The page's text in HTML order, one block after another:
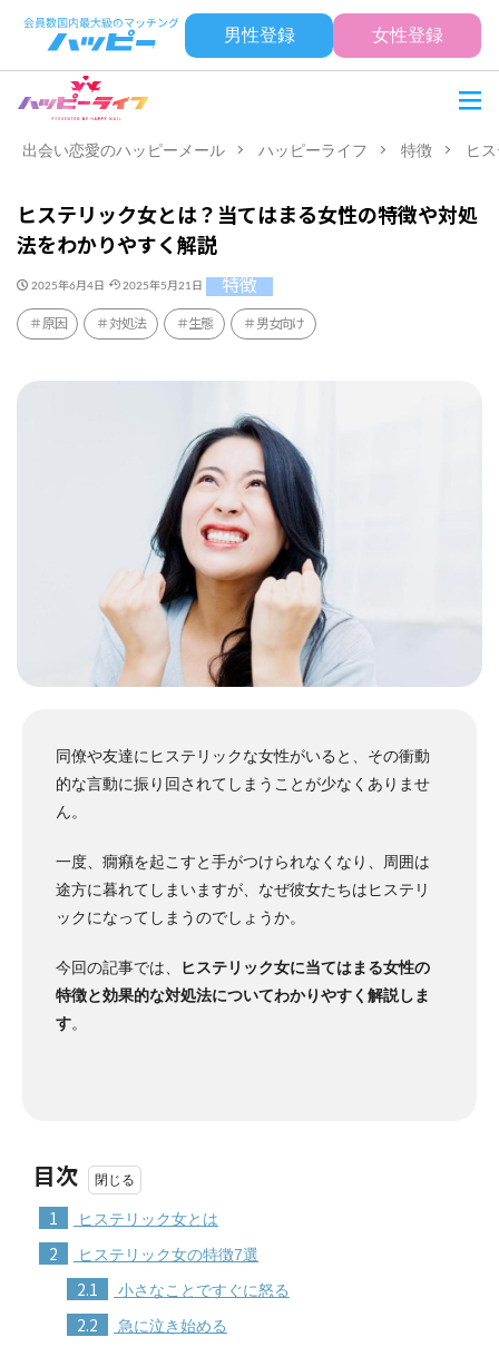
男性登録 女性登録
出会い恋愛のハッピーメール ハッピーライフ 特徴 ヒ
ヒステリック女とは？当てはまる女性の特徴や対処
法をわかりやすく解説
2025年6月4日 2025年5月21日 特徴
原因 対処法 生態 男女向け
同僚や友達にヒステリックな女性がいると、その衝動
的な言動に振り回されてしまうことが少なくありませ
ん。
一度、癇癪を起こすと手がつけられなくなり、周囲は
途方に暮れてしまいますが、なぜ彼女たちはヒステリ
ックになってしまうのでしょうか。
今回の記事では、
ヒステリック女に当てはまる女性の
特徴と効果的な対処法についてわかりやすく解説しま
す。
目次
1 ヒステリック女とは
2 ヒステリック女の特徴7選
2.1 小さなことですぐに怒る
2.2 急に泣き始める